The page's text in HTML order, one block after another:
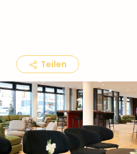
Teilen